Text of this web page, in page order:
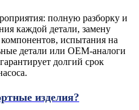
полную разборку и
каждой детали, замену
испытания на
детали или ОЕМ-аналоги
долгий срок
изделия?